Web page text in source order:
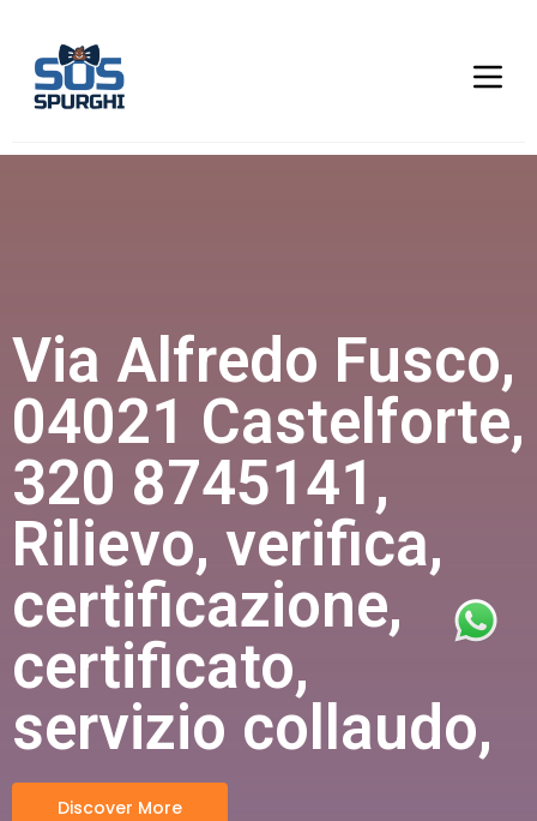
Via Alfredo Fusco,
04021 Castelforte,
320 8745141,
Rilievo, verifica,
certificazione,
certificato,
servizio collaudo,
Discover More